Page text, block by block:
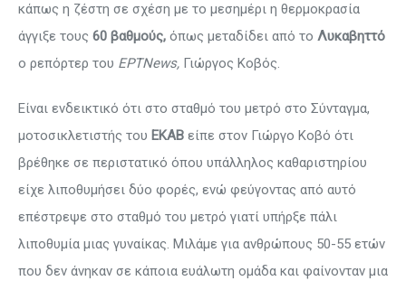
κάπως η ζέστη σε σχέση με το μεσημέρι η θερμοκρασία
άγγιξε τους 60 βαθμούς, όπως μεταδίδει από το Λυκαβηττό
ο ρεπόρτερ του ΕΡΤΝews, Γιώργος Κοβός.
Είναι ενδεικτικό ότι στο σταθμό του μετρό στο Σύνταγμα,
μοτοσικλετιστής του ΕΚΑΒ είπε στον Γιώργο Κοβό ότι
βρέθηκε σε περιστατικό όπου υπάλληλος καθαριστηρίου
είχε λιποθυμήσει δύο φορές, ενώ φεύγοντας από αυτό
επέστρεψε στο σταθμό του μετρό γιατί υπήρξε πάλι
λιποθυμία μιας γυναίκας. Μιλάμε για ανθρώπους 50-55 ετών
που δεν άνηκαν σε κάποια ευάλωτη ομάδα και φαίνονταν μια